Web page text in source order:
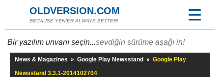
OLDVERSION.COM
BECAUSE YENİER ALWAYS BETTER!
Bir yazılım unvanı seçin...sevdiğin sürüme aşağı in!
News & Magazines » Google Play Newsstand » Google Play
Newsstand 3.3.1-2014102704